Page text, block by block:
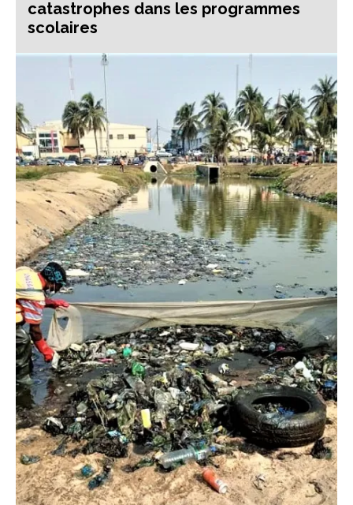
catastrophes dans les programmes
scolaires